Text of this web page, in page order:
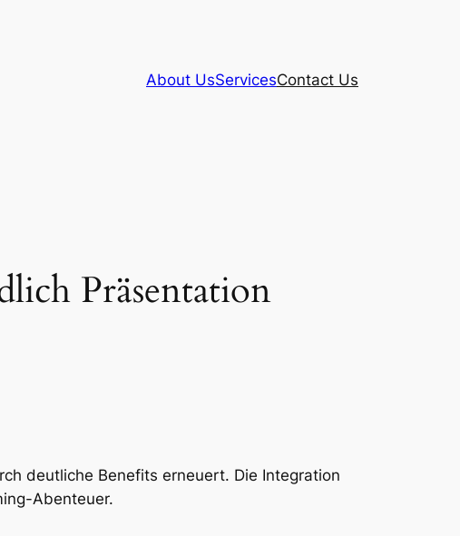
About UsServicesContact Us
Präsentation
deutliche Benefits erneuert. Die Integration
Abenteuer.